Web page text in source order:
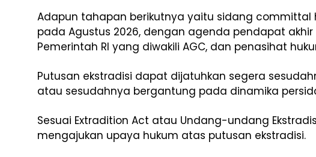
Adapun tahapan berikutnya yaitu sidang committal
pada Agustus 2026, dengan agenda pendapat
Pemerintah RI yang diwakili AGC, dan penasihat
Putusan ekstradisi dapat dijatuhkan segera
atau sesudahnya bergantung pada dinamika
Sesuai Extradition Act atau Undang-undang
mengajukan upaya hukum atas putusan ekstradisi.